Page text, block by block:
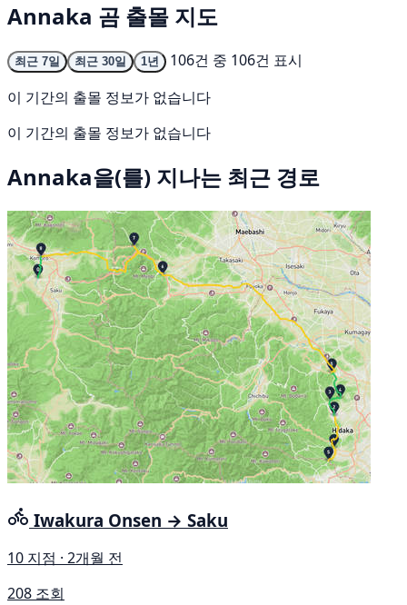
Annaka 곰 출몰 지도
최근 7일 최근 30일 1년
106건 중 106건 표시
이 기간의 출몰 정보가 없습니다
이 기간의 출몰 정보가 없습니다
Annaka을(를) 지나는 최근 경로
Iwakura Onsen → Saku
10 지점 · 2개월 전
208 조회